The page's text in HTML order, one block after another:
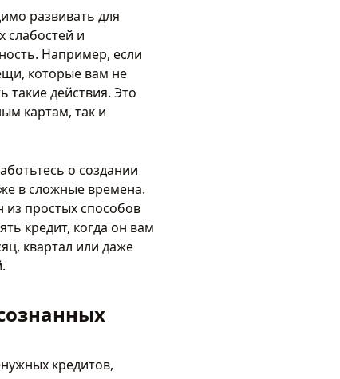
развивать для
и
Например, если
которые вам не
такие действия. Это
картам, так и
о создании
в сложные времена.
из простых способов
кредит, когда он вам
квартал или даже
кредитов,